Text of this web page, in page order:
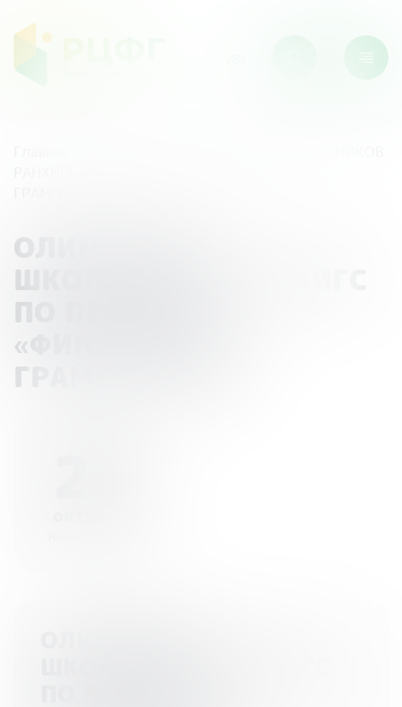
ОЛИМПИАДА
ШКОЛЬНИКОВ РАНХИГС
ПО ПРОФИЛЮ
«ФИНАНСОВАЯ
ГРАМОТНОСТЬ»